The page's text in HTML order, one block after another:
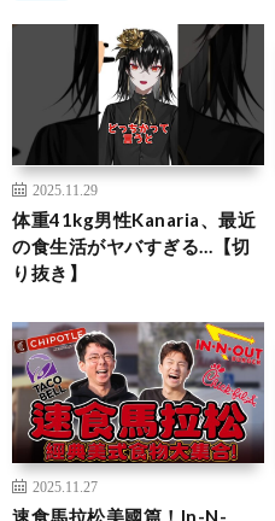
2025.11.29
体重41kg男性Kanaria、最近
の食生活がヤバすぎる…【切
り抜き】
2025.11.27
速食馬拉松美國篇！In-N-